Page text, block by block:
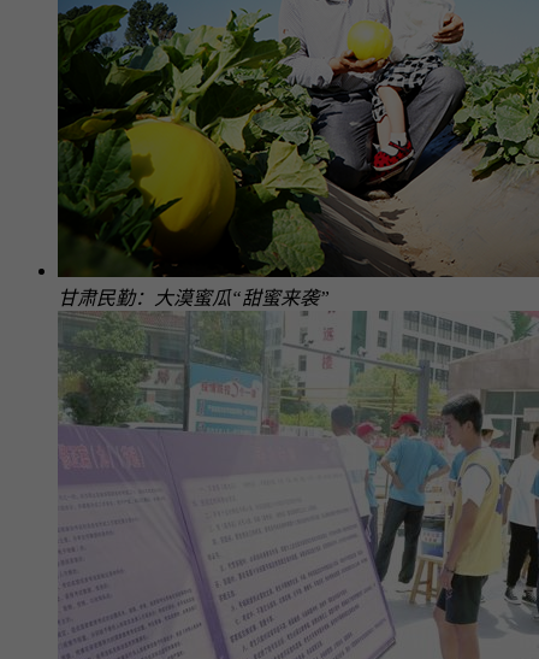
甘肃民勤：大漠蜜瓜“甜蜜来袭”